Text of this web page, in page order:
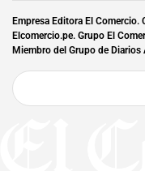
Empresa Editora El
Elcomercio.pe. Grupo El
Miembro del Grupo de Diarios